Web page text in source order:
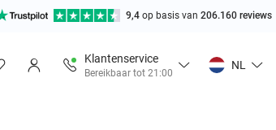
9,4 op basis van 206.160 reviews
Klantenservice
Bereikbaar tot 21:00
NL